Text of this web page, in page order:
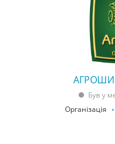
Був у
Організація